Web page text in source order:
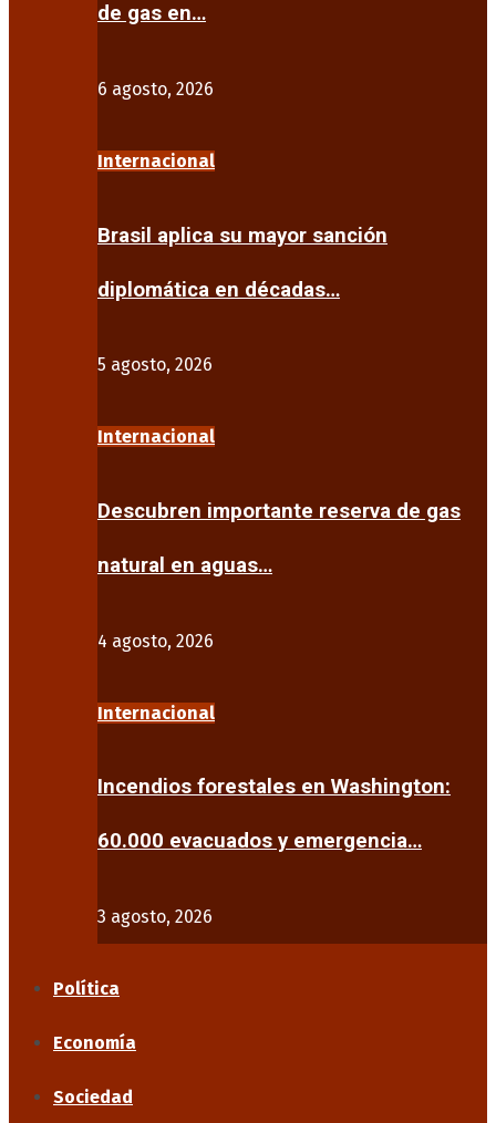
de gas en…
6 agosto, 2026
Internacional
Brasil aplica su mayor sanción
diplomática en décadas…
5 agosto, 2026
Internacional
Descubren importante reserva de gas
natural en aguas…
4 agosto, 2026
Internacional
Incendios forestales en Washington:
60.000 evacuados y emergencia…
3 agosto, 2026
Política
Economía
Sociedad